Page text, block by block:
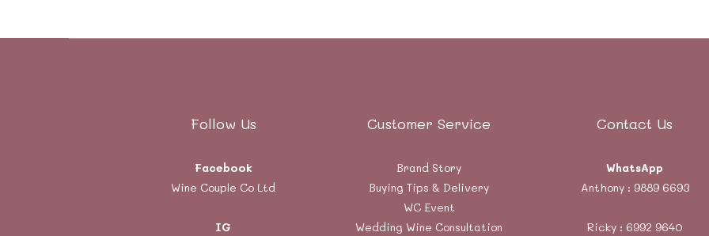
Follow Us
Facebook
Wine Couple Co Ltd
IG
Customer Service
Brand Story
Buying Tips & Delivery
WC Event
Wedding Wine Consultation
Contact Us
WhatsApp
Anthony : 9889 6693
Ricky : 6992 9640